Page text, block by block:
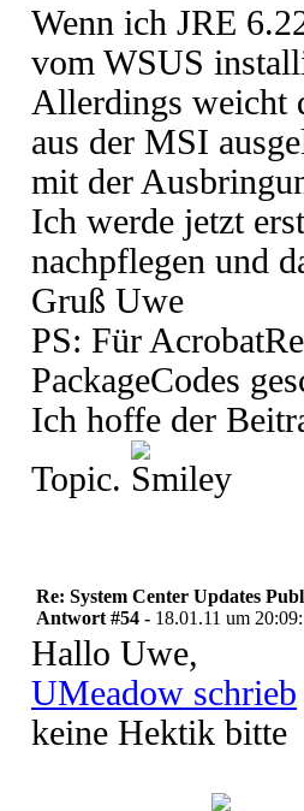
Wenn ich JRE
vom WSUS
Allerdings weicht
aus der MSI
mit der
Ich werde jetzt
nachpflegen und
Gruß Uwe
PS: Für
PackageCodes
Ich hoffe der
Topic.
Re: System Center Updates
Antwort #54 - 18.01.11 um
Hallo Uwe,
UMeadow schrieb
keine Hektik bitte